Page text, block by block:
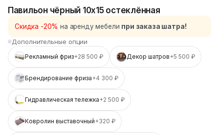
Павильон чёрный 10x15 остеклённая
Скидка -20% на аренду мебели при заказа шатра!
Дополнительные опции
Рекламный фриз+28 500 ₽ Декор шатров+5 500 ₽
Брендирование фриза+4 300 ₽
Гидравлическая тележка+2 500 ₽
Ковролин выставочный+320 ₽